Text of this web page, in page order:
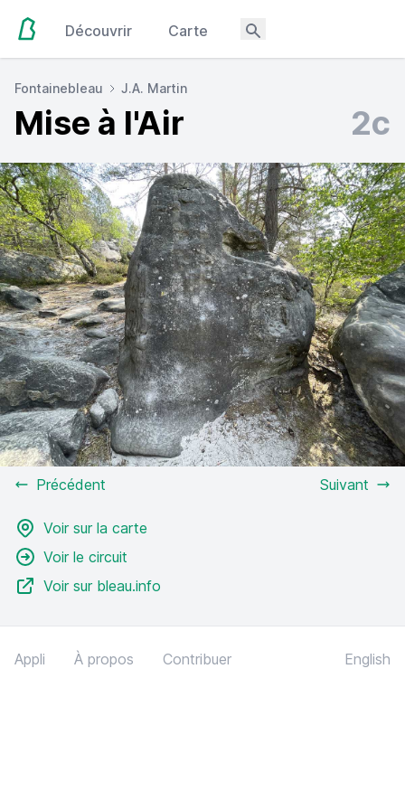
Découvrir Carte
Fontainebleau J.A. Martin
Mise à l'Air 2c
Précédent Suivant
Voir sur la carte
Voir le circuit
Voir sur bleau.info
Appli À propos Contribuer English